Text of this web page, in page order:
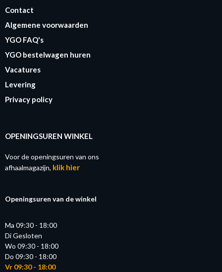
Contact
Algemene voorwaarden
YGO FAQ's
YGO bestelwagen huren
Vacatures
Levering
Privacy policy
OPENINGSUREN WINKEL
Voor de openingsuren van ons
afhaalmagazijn, klik hier
Openingsuren van de winkel
Ma 09:30 - 18:00
Di Gesloten
Wo 09:30 - 18:00
Do 09:30 - 18:00
Vr 09:30 - 18:00